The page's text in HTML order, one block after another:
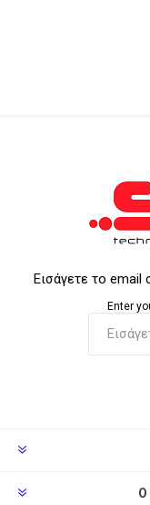
Εισάγετε το email
Enter
Ο